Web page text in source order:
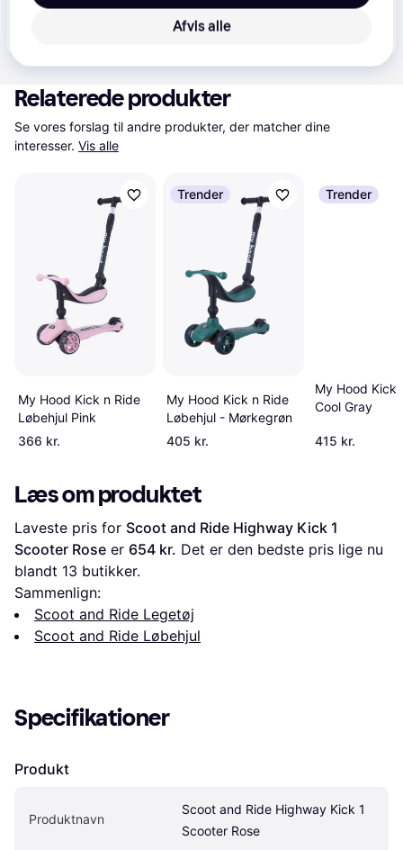
Produktet fås også hos 2 butikker, som ikke er
betalende kunde i denne kategori.
Relaterede produkter
Se vores forslag til andre produkter, der matcher dine
interesser. Vis alle
My Hood Kick n Ride
Løbehjul Pink
366 kr.
Trender
My Hood Kick n Ride
Løbehjul - Mørkegrøn
405 kr.
Trender
My Hood
Cool Gray
415 kr.
Læs om produktet
Laveste pris for Scoot and Ride Highway Kick 1
Scooter Rose er 654 kr. Det er den bedste pris lige nu
blandt 13 butikker.
Sammenlign:
Scoot and Ride Legetøj
Scoot and Ride Løbehjul
Specifikationer
Produkt
Produktnavn
Scoot and Ride Highway Kick 1
Scooter Rose
Afvis alle